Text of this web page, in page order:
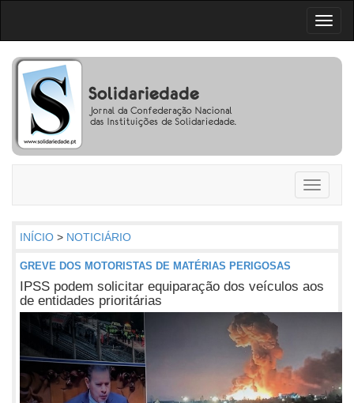
Toggle
INÍCIO > NOTICIÁRIO
GREVE DOS MOTORISTAS DE MATÉRIAS PERIGOSAS
IPSS podem solicitar equiparação dos veículos aos
de entidades prioritárias